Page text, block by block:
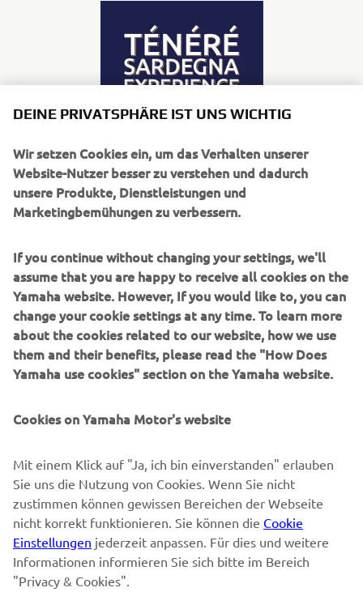
UNTERNEHMEN
B2B
MEHR YAMAHA
SUPPORT
NEWSLETTER
Sonderveranstaltungen, Neuerscheinungen und vielem mehr.
ABONNIEREN
Lesen Sie unsere Datenschutzrichtlinie, um zu erfahren, wie wir
Ihre persönlichen Daten verarbeiten: Datenschutzerklärung
DEINE PRIVATSPHÄRE IST UNS WICHTIG
Wir setzen Cookies ein, um das Verhalten unserer
Website-Nutzer besser zu verstehen und dadurch
unsere Produkte, Dienstleistungen und
Marketingbemühungen zu verbessern.
If you continue without changing your settings, we'll
assume that you are happy to receive all cookies on the
Yamaha website. However, If you would like to, you can
change your cookie settings at any time. To learn more
about the cookies related to our website, how we use
them and their benefits, please read the "How Does
Yamaha use cookies" section on the Yamaha website.
Cookies on Yamaha Motor's website
Mit einem Klick auf "Ja, ich bin einverstanden" erlauben
Sie uns die Nutzung von Cookies. Wenn Sie nicht
zustimmen können gewissen Bereichen der Webseite
nicht korrekt funktionieren. Sie können die Cookie
Einstellungen jederzeit anpassen. Für dies und weitere
Informationen informieren Sie sich bitte im Bereich
"Privacy & Cookies".